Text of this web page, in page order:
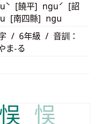
[饒平] nguˊ [詔
[南四縣] ngu
/ 6年級 / 音訓：
ま-る
悮 悮